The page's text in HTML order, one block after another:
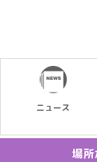
ニュース
場所